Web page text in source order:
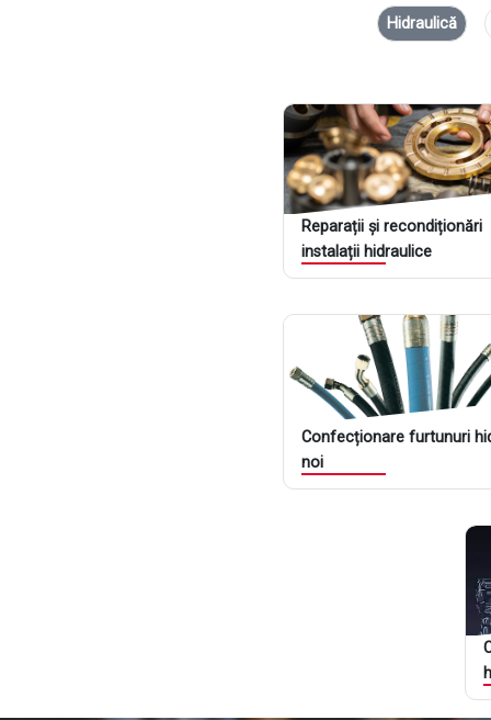
Hidraulică
Reparații și recondiționări
instalații hidraulice
piese de schimb și
schimbare piese
diagnosticare și
modernizare și
Află mai mult
Confecționare furtunuri
noi